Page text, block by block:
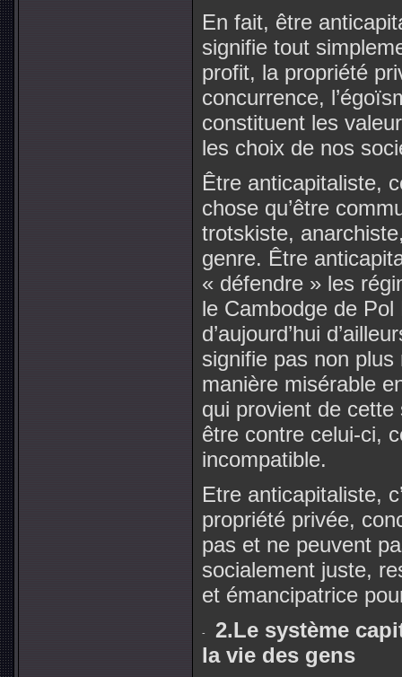
En fait, être
signifie tout
profit, la propriété
concurrence,
constituent les
les choix de nos
Être anticapitaliste,
chose qu’être
trotskiste,
genre. Être
« défendre » les
le Cambodge de
d’aujourd’hui
signifie pas non
manière misérable
qui provient de
être contre celui-ci,
incompatible.
Etre anticapitaliste,
propriété privée,
pas et ne peuvent
socialement juste,
et émancipatrice
2.Le système
la vie des gens